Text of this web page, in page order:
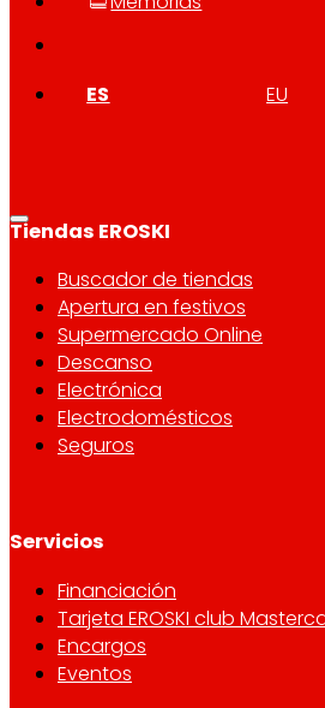
ES EU
Prensa
Tiendas EROSKI
Buscador de tiendas
Apertura en festivos
Supermercado Online
Descanso
Electrónica
Electrodomésticos
Seguros
Servicios
Financiación
Tarjeta EROSKI club
Encargos
Eventos